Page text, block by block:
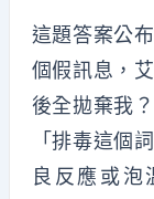
這題答案公
個假訊息，
後全拋棄我
「排毒這個
良反應或泡